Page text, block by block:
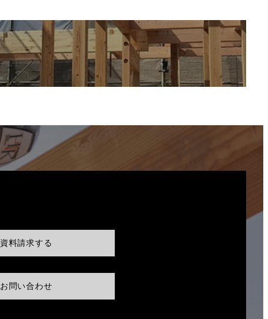
資料請求する
お問い合わせ